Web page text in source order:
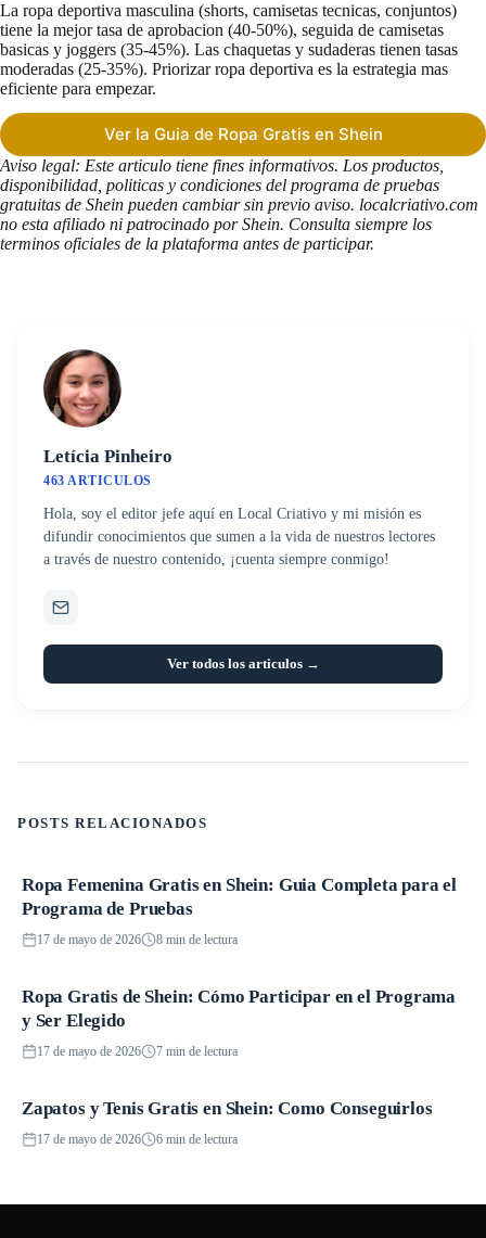
La ropa deportiva masculina (shorts, camisetas tecnicas, conjuntos)
tiene la mejor tasa de aprobacion (40-50%), seguida de camisetas
basicas y joggers (35-45%). Las chaquetas y sudaderas tienen tasas
moderadas (25-35%). Priorizar ropa deportiva es la estrategia mas
eficiente para empezar.
Ver la Guia de Ropa Gratis en Shein
Aviso legal: Este articulo tiene fines informativos. Los productos,
disponibilidad, politicas y condiciones del programa de pruebas
gratuitas de Shein pueden cambiar sin previo aviso. localcriativo.com
no esta afiliado ni patrocinado por Shein. Consulta siempre los
terminos oficiales de la plataforma antes de participar.
Letícia Pinheiro
463 ARTICULOS
Hola, soy el editor jefe aquí en Local Criativo y mi misión es
difundir conocimientos que sumen a la vida de nuestros lectores
a través de nuestro contenido, ¡cuenta siempre conmigo!
Ver todos los articulos →
POSTS RELACIONADOS
Promociones
Ropa Femenina Gratis en Shein: Guia Completa para el
Programa de Pruebas
17 de mayo de 2026 8 min de lectura
Promociones
Ropa Gratis de Shein: Cómo Participar en el Programa
y Ser Elegido
17 de mayo de 2026 7 min de lectura
Promociones
Zapatos y Tenis Gratis en Shein: Como Conseguirlos
17 de mayo de 2026 6 min de lectura